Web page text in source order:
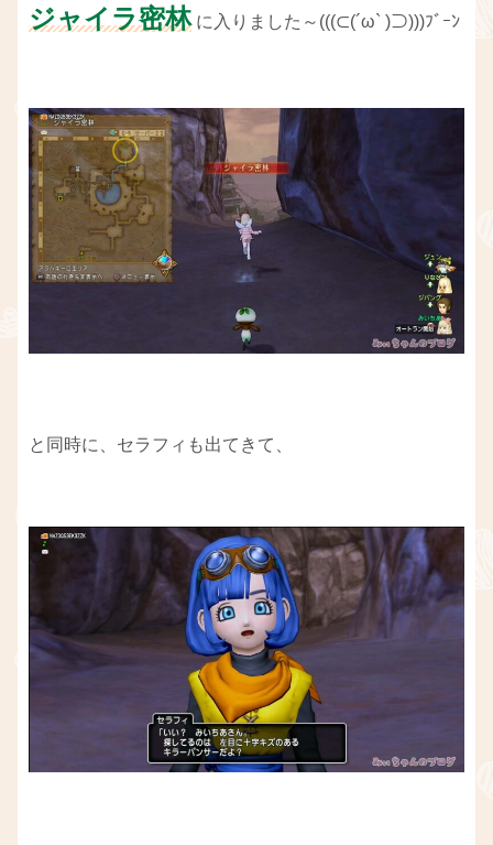
ジャイラ密林に入りました～(((⊂(´ω` )⊃)))ﾌﾞｰﾝ
と同時に、セラフィも出てきて、